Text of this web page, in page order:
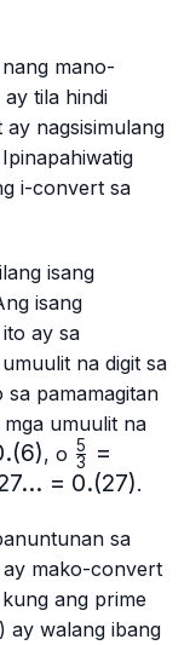
mano-
tila hindi
nagsisimulang
i-convert sa
isang
isang
ay sa
na digit sa
pamamagitan
umuulit na
(6), o \frac{5}
{3}=
= 1.(6)
3
5
=
= 0.(27).
sa
ay mako-convert
ang prime
ay walang ibang